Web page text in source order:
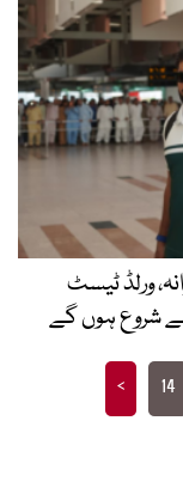
ورلڈ ٹیسٹ
14
>